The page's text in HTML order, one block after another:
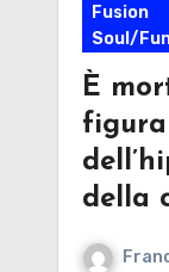
Fusion
Soul/
È
della